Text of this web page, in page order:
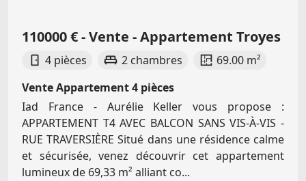
110000 € - Vente - Appartement Troyes
4 pièces 2 chambres
69.00 m²
Vente Appartement 4 pièces
Iad France - Aurélie Keller vous propose :
APPARTEMENT T4 AVEC BALCON SANS VIS-À-VIS -
RUE TRAVERSIÈRE Situé dans une résidence calme
et sécurisée, venez découvrir cet appartement
lumineux de 69,33 m² alliant co...